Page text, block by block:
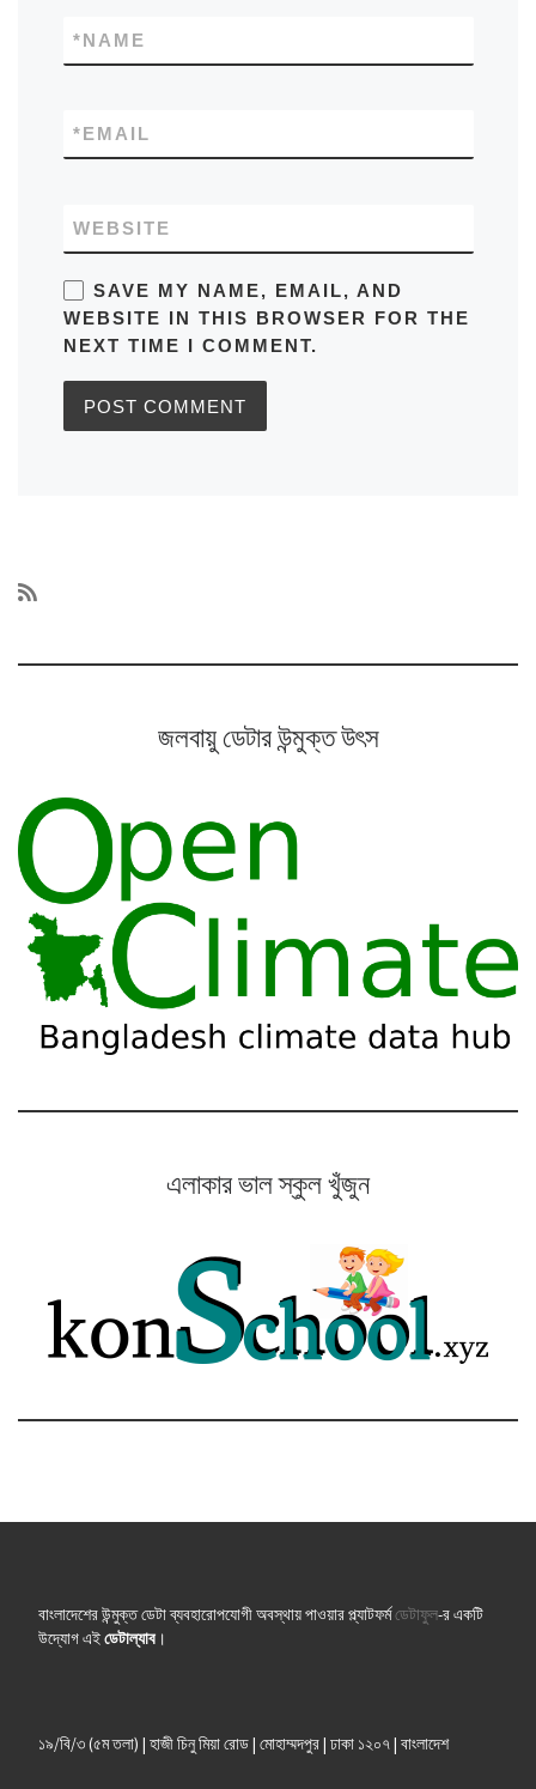
NAME
*
EMAIL
*
WEBSITE
SAVE MY NAME, EMAIL, AND
WEBSITE IN THIS BROWSER FOR THE
NEXT TIME I COMMENT.
জলবায়ু ডেটার উন্মুক্ত উৎস
এলাকার ভাল স্কুল খুঁজুন
বাংলাদেশের উন্মুক্ত ডেটা ব্যবহারোপযোগী অবস্থায় পাওয়ার প্ল্যাটফর্মডেটাফুল-র একটি
উদ্যোগ এইডেটাল্যাব।
১৯/বি/৩ (৫ম তলা) | হাজী চিনু মিয়া রোড | মোহাম্মদপুর | ঢাকা ১২০৭ | বাংলাদেশ